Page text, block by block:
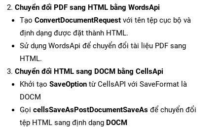
Chuyển đổi PDF sang HTML bằng WordsApi
Tạo ConvertDocumentRequest với tên tệp cục bộ và
định dạng được đặt thành HTML.
Sử dụng WordsApi để chuyển đổi tài liệu PDF sang
HTML.
Chuyển đổi HTML sang DOCM bằng CellsApi
Khởi tạo SaveOption từ CellsAPI với SaveFormat là
DOCM
Gọi cellsSaveAsPostDocumentSaveAs để chuyển đổi
tệp HTML sang định dạng DOCM